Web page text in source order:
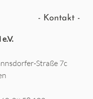
Kontakt
Straße